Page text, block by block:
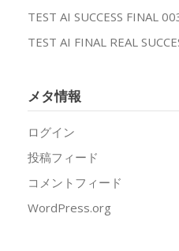
TEST AI SUCCESS FINAL
TEST AI FINAL REAL
メタ情報
ログイン
投稿フィード
コメントフィード
WordPress.org